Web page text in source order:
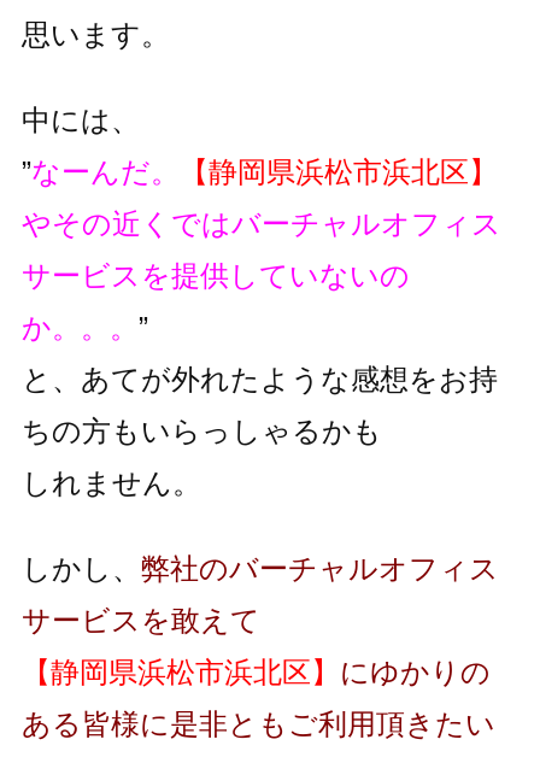
思います。
中には、
”なーんだ。
【静岡県浜松市浜北区】
やその近くではバーチャルオフィス
サービスを提供していないの
か。。。 ”
と、あてが外れたような感想をお持
ちの方もいらっしゃるかも
しれません。
しかし、 弊社のバーチャルオフィス
サービスを敢えて
【静岡県浜松市浜北区】 にゆかりの
ある皆様に是非ともご利用頂きたい